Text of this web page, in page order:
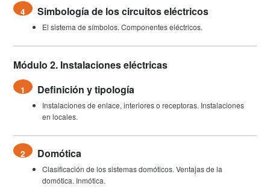
4 Simbología de los circuitos eléctricos
El sistema de símbolos. Componentes eléctricos.
Módulo 2. Instalaciones eléctricas
1 Definición y tipología
Instalaciones de enlace, interiores o receptoras. Instalaciones
en locales.
2 Domótica
Clasificación de los sistemas domóticos. Ventajas de la
domótica. Inmótica.